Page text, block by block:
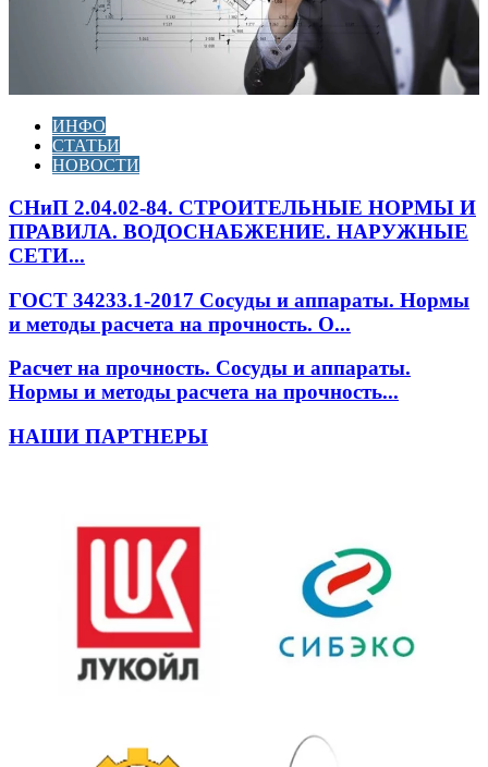
ИНФО
СТАТЬИ
НОВОСТИ
СНиП 2.04.02-84. СТРОИТЕЛЬНЫЕ НОРМЫ И
ПРАВИЛА. ВОДОСНАБЖЕНИЕ. НАРУЖНЫЕ
СЕТИ...
ГОСТ 34233.1-2017 Сосуды и аппараты. Нормы
и методы расчета на прочность. О...
Расчет на прочность. Сосуды и аппараты.
Нормы и методы расчета на прочность...
НАШИ ПАРТНЕРЫ